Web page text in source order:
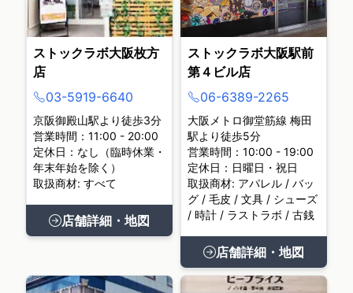
ストックラボ大阪枚方
店
03-5919-6640
京阪御殿山駅より徒歩3分
営業時間：11:00 - 20:00
定休日：なし（臨時休業・
年末年始を除く）
取扱商材: すべて
店舗詳細・地図
ストックラボ大阪駅前
第４ビル店
06-6389-2265
大阪メトロ御堂筋線 梅田
駅より徒歩5分
営業時間：10:00 - 19:00
定休日：日曜日・祝日
取扱商材: アパレル / バッ
グ / 毛皮 / 文具 / シューズ
/ 時計 / ラストラボ / 古銭
店舗詳細・地図